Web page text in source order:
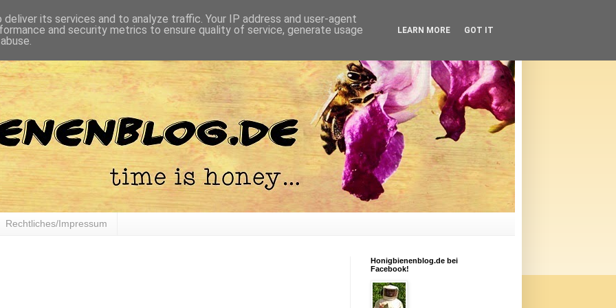
Rechtliches/Impressum
Honigbienenblog.de bei
Facebook!
its services and to analyze traffic. Your IP address and user-agent
and security metrics to ensure quality of service, generate usage
LEARN MORE GOT IT